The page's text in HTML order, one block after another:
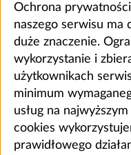
Ochrona
naszego serwisu ma
duże znaczenie.
wykorzystanie i
użytkownikach
minimum
usług na
cookies
prawidłowego